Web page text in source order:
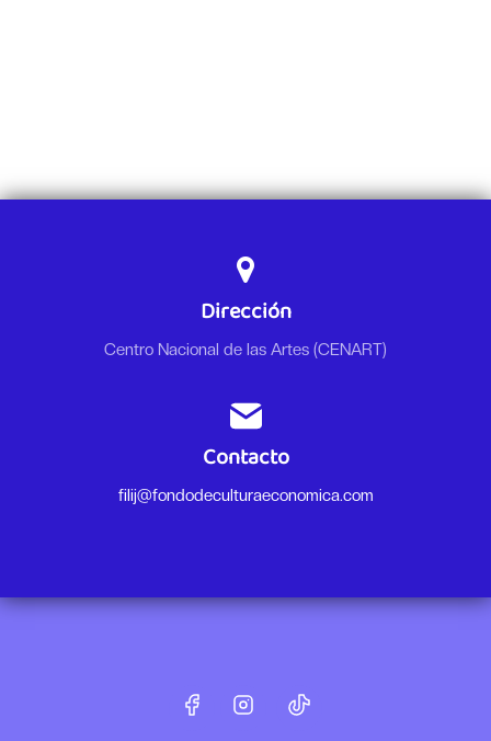
Dirección
Centro Nacional de las Artes (CENART)
Contacto
filij@fondodeculturaeconomica.com